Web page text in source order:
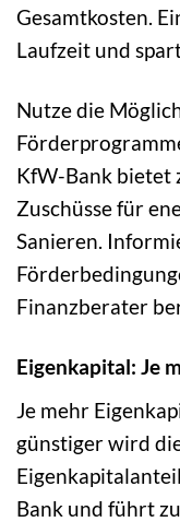
Gesamtkosten.
Laufzeit und
Nutze die
KfW-Bank bietet
Zuschüsse für
Sanieren.
Finanzberater
Eigenkapital: Je
Je mehr
günstiger wird
Bank und führt